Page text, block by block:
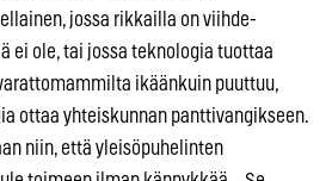
jossa rikkailla on viihde-
ei ole, tai jossa teknologia tuottaa
ikäänkuin puuttuu,
ottaa yhteiskunnan panttivangikseen.
niin, että yleisöpuhelinten